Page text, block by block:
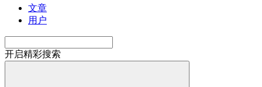
文章
用户
开启精彩搜索